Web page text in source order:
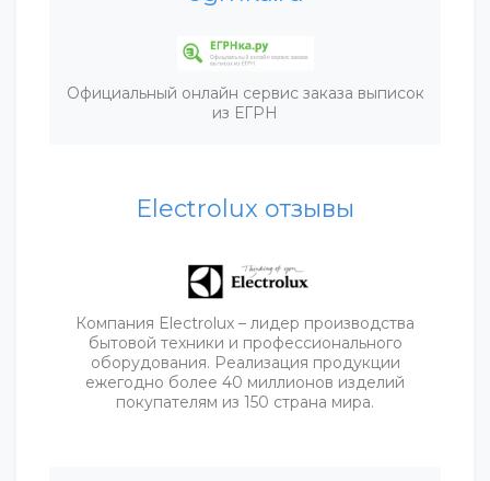
Официальный онлайн сервис заказа выписок
из ЕГРН
Electrolux отзывы
Компания Electrolux – лидер производства
бытовой техники и профессионального
оборудования. Реализация продукции
ежегодно более 40 миллионов изделий
покупателям из 150 страна мира.